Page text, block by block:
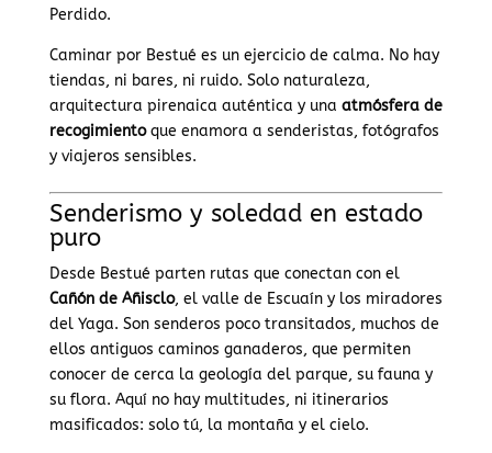
Perdido.
Caminar por Bestué es un ejercicio de calma. No hay
tiendas, ni bares, ni ruido. Solo naturaleza,
arquitectura pirenaica auténtica y una atmósfera de
recogimientoque enamora a senderistas, fotógrafos
y viajeros sensibles.
Senderismo y soledad en estado
puro
Desde Bestué parten rutas que conectan con el
Cañón de Añisclo, el valle de Escuaín y los miradores
del Yaga. Son senderos poco transitados, muchos de
ellos antiguos caminos ganaderos, que permiten
conocer de cerca la geología del parque, su fauna y
su flora. Aquí no hay multitudes, ni itinerarios
masificados: solo tú, la montaña y el cielo.